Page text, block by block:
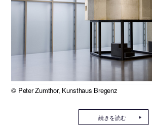
© Peter Zumthor, Kunsthaus Bregenz
続きを読む